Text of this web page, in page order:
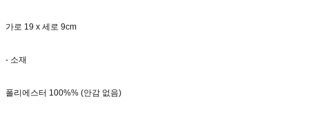
가로 19 x 세로 9cm
- 소재
폴리에스터 100%% (안감 없음)